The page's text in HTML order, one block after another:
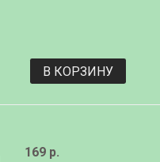
В КОРЗИНУ
169 р.